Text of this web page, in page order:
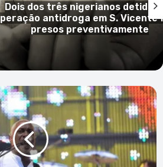
de 66 anos em prisão
tráfico de droga na cidade da